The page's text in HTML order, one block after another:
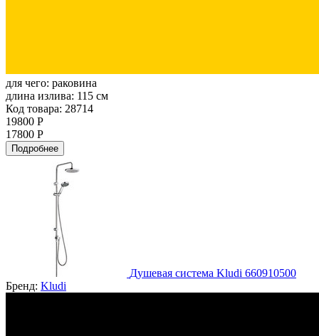
для чего: раковина
длина излива: 115 см
Код товара: 28714
19800 Р
17800 Р
Подробнее
Душевая система Kludi 660910500
Бренд: Kludi